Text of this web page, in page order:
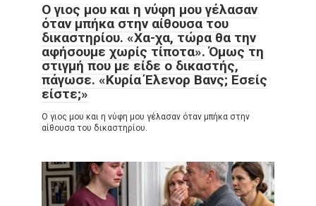
Ο γιος μου και η νύφη μου γέλασαν
όταν μπήκα στην αίθουσα του
δικαστηρίου. «Χα-χα, τώρα θα την
αφήσουμε χωρίς τίποτα». Όμως τη
στιγμή που με είδε ο δικαστής,
πάγωσε. «Κυρία Έλενορ Βανς; Εσείς
είστε;»
Ο γιος μου και η νύφη μου γέλασαν όταν μπήκα στην
αίθουσα του δικαστηρίου.